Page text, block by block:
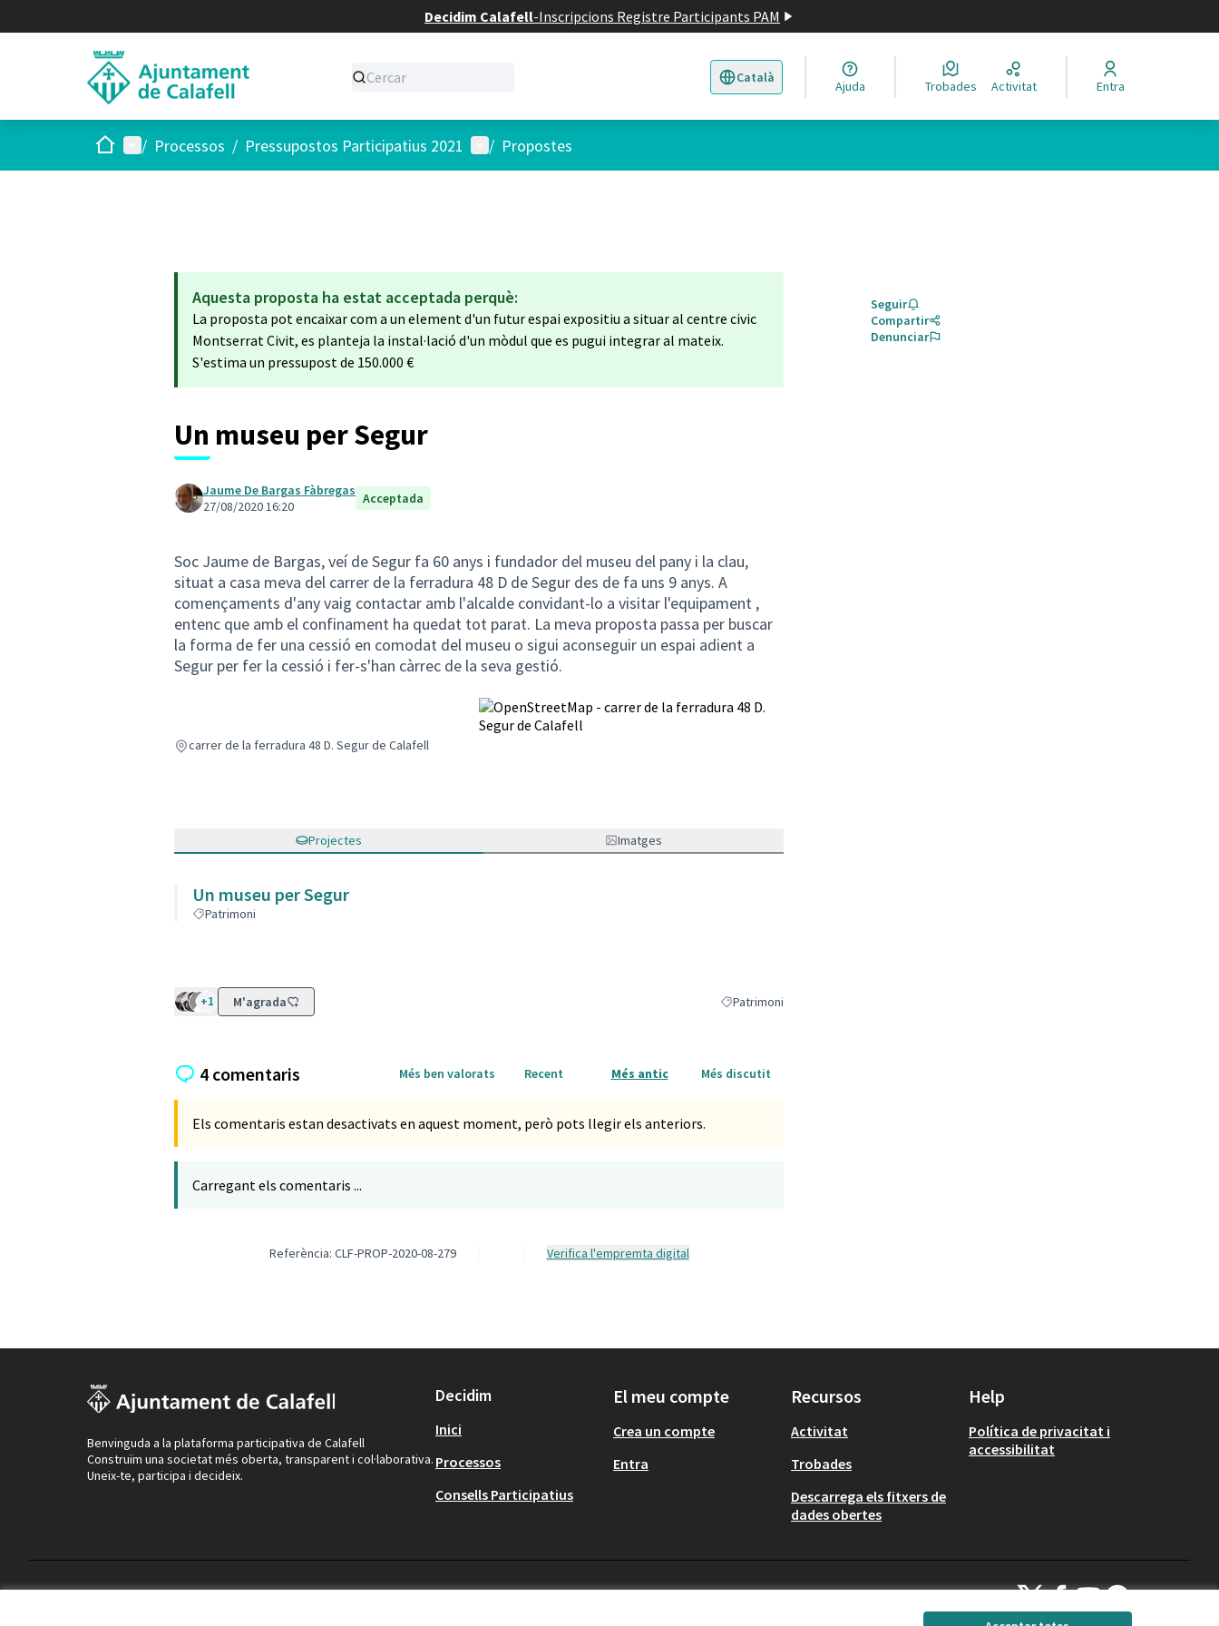
Decidim Calafell-Inscripcions Registre Participants PAM
Català
Triar la llengua Elegir el idioma
Ajuda Trobades Activitat Entra
Inici Menú principal
/ Processos / Pressupostos Participatius 2021 Menú d'usuari
/ Propostes
Aquesta proposta ha estat acceptada perquè:
La proposta pot encaixar com a un element d'un futur espai expositiu a situar al centre civic
Montserrat Civit, es planteja la instal·lació d'un mòdul que es pugui integrar al mateix.
S'estima un pressupost de 150.000 €
Un museu per Segur
Jaume De Bargas Fàbregas
27/08/2020 16:20
Acceptada
Soc Jaume de Bargas, veí de Segur fa 60 anys i fundador del museu del pany i la clau,
situat a casa meva del carrer de la ferradura 48 D de Segur des de fa uns 9 anys. A
començaments d'any vaig contactar amb l'alcalde convidant-lo a visitar l'equipament ,
entenc que amb el confinament ha quedat tot parat. La meva proposta passa per buscar
la forma de fer una cessió en comodat del museu o sigui aconseguir un espai adient a
Segur per fer la cessió i fer-s'han càrrec de la seva gestió.
carrer de la ferradura 48 D. Segur de Calafell
Projectes Imatges
Un museu per Segur
Patrimoni
+1 M'agrada Resultats al filtrar per la categoria: Patrimoni
Patrimoni
Seguir
Compartir
Denunciar
4 comentaris Més ben valorats Recent Més antic Més discutit
Els comentaris estan desactivats en aquest moment, però pots llegir els anteriors.
Carregant els comentaris ...
Referència: CLF-PROP-2020-08-279 Verifica l'empremta digital
Benvinguda a la plataforma participativa de Calafell
Construïm una societat més oberta, transparent i col·laborativa.
Uneix-te, participa i decideix.
Decidim
Inici
Processos
Consells Participatius
El meu compte
Crea un compte
Entra
Recursos
Activitat
Trobades
Descarrega els fitxers de
dades obertes
Help
Política de privacitat i
accessibilitat
Decidim Calafell a X
(Enllaç extern)
Decidim Calafell a Facebook
(Enllaç extern)
Decidim Calafell a YouTube
(Enllaç extern)
Decidim Calafell a
(Enllaç extern)